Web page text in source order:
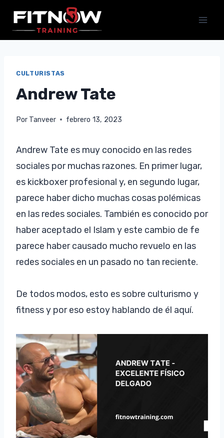
contenido
CULTURISTAS
Andrew Tate
Por Tanveer febrero 13, 2023
Andrew Tate es muy conocido en las redes
sociales por muchas razones. En primer lugar,
es kickboxer profesional y, en segundo lugar,
parece haber dicho muchas cosas polémicas
en las redes sociales. También es conocido por
haber aceptado el Islam y este cambio de fe
parece haber causado mucho revuelo en las
redes sociales en un pasado no tan reciente.
De todos modos, esto es sobre culturismo y
fitness y por eso estoy hablando de él aquí.